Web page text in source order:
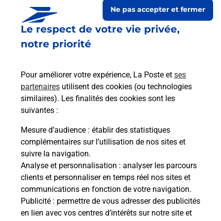
Le respect de votre vie privée,
notre priorité
Pour améliorer votre expérience, La Poste et ses
partenaires utilisent des cookies (ou technologies
similaires). Les finalités des cookies sont les
suivantes :
Mesure d’audience : établir des statistiques
complémentaires sur l’utilisation de nos sites et
suivre la navigation.
Analyse et personnalisation : analyser les parcours
clients et personnaliser en temps réel nos sites et
communications en fonction de votre navigation.
Publicité : permettre de vous adresser des publicités
en lien avec vos centres d’intérêts sur notre site et
Ne pas accepter et fermer
Prochaine collecte du courrierlundià 08h30
19 Rue Laurent Troutet
25560 Bannans
Itinéraire
Le lien s'ouvre dans un nouvel onglet